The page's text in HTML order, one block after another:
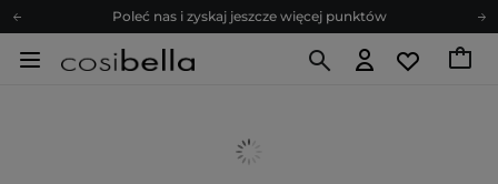
Poleć nas i zyskaj jeszcze więcej punktów
Zapisz się na newsletter pełen porad
Poleć nas i zyskaj jeszcze więcej punktów